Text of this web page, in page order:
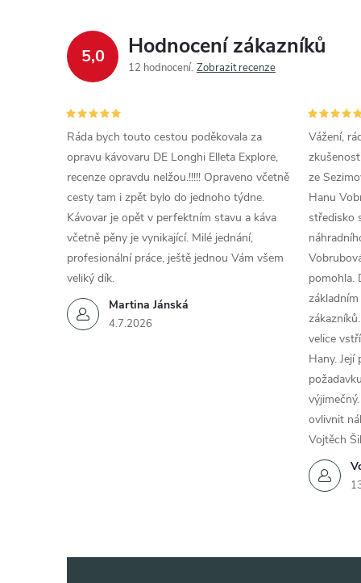
5,0 Hodnocení zákazníků
12 hodnocení Zobrazit recenze
Martina Jánská
4.7.2026
Ráda bych touto cestou poděkovala za
opravu kávovaru DE Longhi Elleta Explore,
recenze opravdu nelžou.!!!!! Opraveno včetně
cesty tam i zpět bylo do jednoho týdne.
Kávovar je opět v perfektním stavu a káva
včetně pěny je vynikající. Milé jednání,
profesionální práce, ještě jednou Vám všem
veliký dík.
Vážení,
ze
Hanu
středisko
pomohla.
velice
Hany.
ovlivnit
Vojtěch